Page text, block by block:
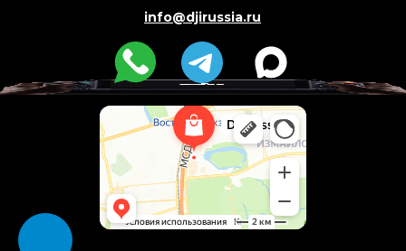
info@djirussia.ru